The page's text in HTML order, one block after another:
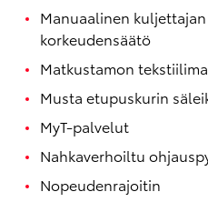
Manuaalinen
korkeudensäätö
Matkustamon
Musta etupuskurin
MyT-palvelut
Nahkaverhoiltu
Nopeudenrajoitin